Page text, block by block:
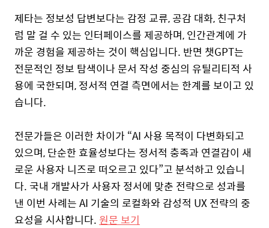
제타는 정보성 답변보다는 감정 교류, 공감 대화, 친구처
럼 말 걸 수 있는 인터페이스를 제공하며, 인간관계에 가
까운 경험을 제공하는 것이 핵심입니다. 반면 챗GPT는
전문적인 정보 탐색이나 문서 작성 중심의 유틸리티적 사
용에 국한되며, 정서적 연결 측면에서는 한계를 보이고 있
습니다.
전문가들은 이러한 차이가 “AI 사용 목적이 다변화되고
있으며, 단순한 효율성보다는 정서적 충족과 연결감이 새
로운 사용자 니즈로 떠오르고 있다”고 분석하고 있습니
다. 국내 개발사가 사용자 정서에 맞춘 전략으로 성과를
낸 이번 사례는 AI 기술의 로컬화와 감성적 UX 전략의 중
요성을 시사합니다. 원문 보기